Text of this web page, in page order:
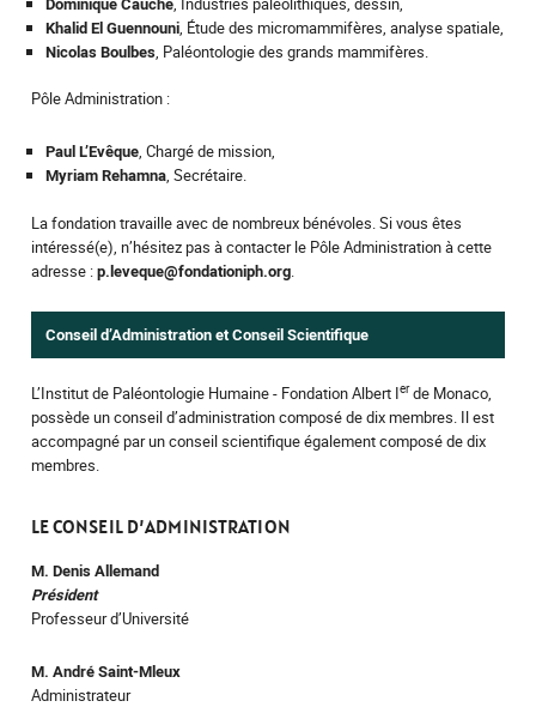
Khalid El Guennouni, Étude des micromammifères, analyse spatiale,
Nicolas Boulbes, Paléontologie des grands mammifères.
Pôle Administration :
Paul L’Evêque, Chargé de mission,
Myriam Rehamna, Secrétaire.
La fondation travaille avec de nombreux bénévoles. Si vous êtes
intéressé(e), n’hésitez pas à contacter le Pôle Administration à cette
adresse :p.leveque@fondationiph.org.
Conseil d’Administration et Conseil Scientifique
L’Institut de Paléontologie Humaine - Fondation Albert Ierde Monaco,
possède un conseil d’administration composé de dix membres. Il est
accompagné par un conseil scientifique également composé de dix
membres.
LE CONSEIL D’ADMINISTRATION
M. Denis Allemand
Président
Professeur d’Université
M. André Saint-Mleux
Administrateur